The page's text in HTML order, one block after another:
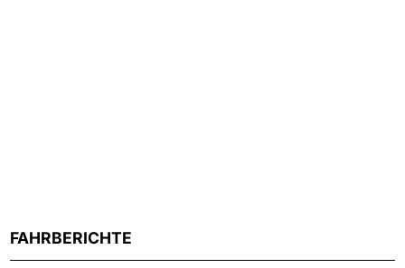
FAHRBERICHTE